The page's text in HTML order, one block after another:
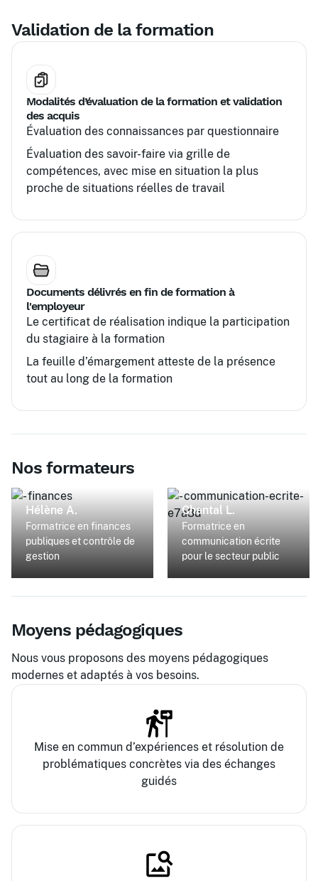
Validation de la formation
Modalités d’évaluation de la formation et validation
des acquis
Évaluation des connaissances par questionnaire
Évaluation des savoir-faire via grille de
compétences, avec mise en situation la plus
proche de situations réelles de travail
Documents délivrés en fin de formation à
l'employeur
Le certificat de réalisation indique la participation
du stagiaire à la formation
La feuille d’émargement atteste de la présence
tout au long de la formation
Nos formateurs
Hélène A.
Formatrice en finances
publiques et contrôle de
gestion
Chantal L.
Formatrice en
communication écrite
pour le secteur public
Moyens pédagogiques
Nous vous proposons des moyens pédagogiques
modernes et adaptés à vos besoins.
Mise en commun d’expériences et résolution de
problématiques concrètes via des échanges
guidés